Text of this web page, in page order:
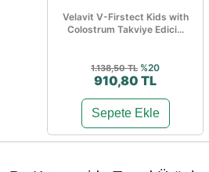
Velavit V-Firstect Kids with
Colostrum Takviye Edici...
1.138,50 TL %20
910,80 TL
Sepete Ekle